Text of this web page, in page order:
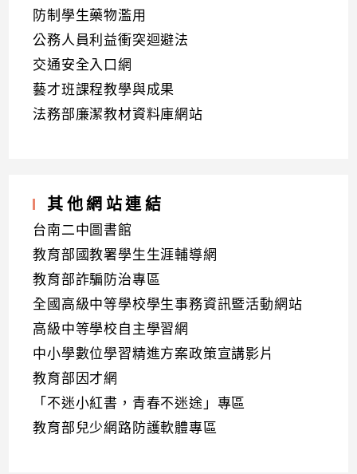
防制學生藥物濫用
公務人員利益衝突迴避法
交通安全入口網
藝才班課程教學與成果
法務部廉潔教材資料庫網站
其他網站連結
台南二中圖書館
教育部國教署學生生涯輔導網
教育部詐騙防治專區
全國高級中等學校學生事務資訊暨活動網站
高級中等學校自主學習網
中小學數位學習精進方案政策宣講影片
教育部因才網
「不迷小紅書，青春不迷途」專區
教育部兒少網路防護軟體專區